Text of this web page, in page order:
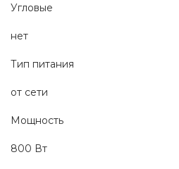
Угловые
нет
Тип питания
от сети
Мощность
800 Вт